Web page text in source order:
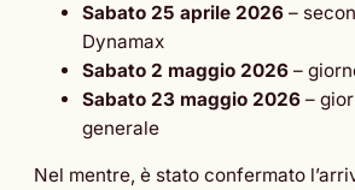
Sabato 25 aprile 2026 –
Dynamax
Sabato 2 maggio 2026 –
Sabato 23 maggio 2026 –
generale
Nel mentre, è stato confermato